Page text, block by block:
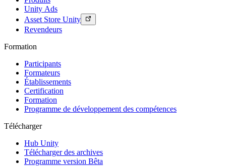
Unity Ads
Asset Store Unity
Revendeurs
Formation
Participants
Formateurs
Établissements
Certification
Formation
Programme de développement des compétences
Télécharger
Hub Unity
Télécharger des archives
Programme version Bêta